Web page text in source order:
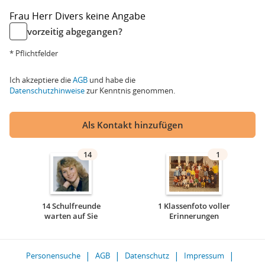
Frau Herr Divers keine Angabe
vorzeitig abgegangen?
* Pflichtfelder
Ich akzeptiere dieAGB und habe die
Datenschutzhinweisezur Kenntnis genommen.
Als Kontakt hinzufügen
14
14 Schulfreunde
warten auf Sie
1
1 Klassenfoto voller
Erinnerungen
Personensuche AGB Datenschutz
Impressum